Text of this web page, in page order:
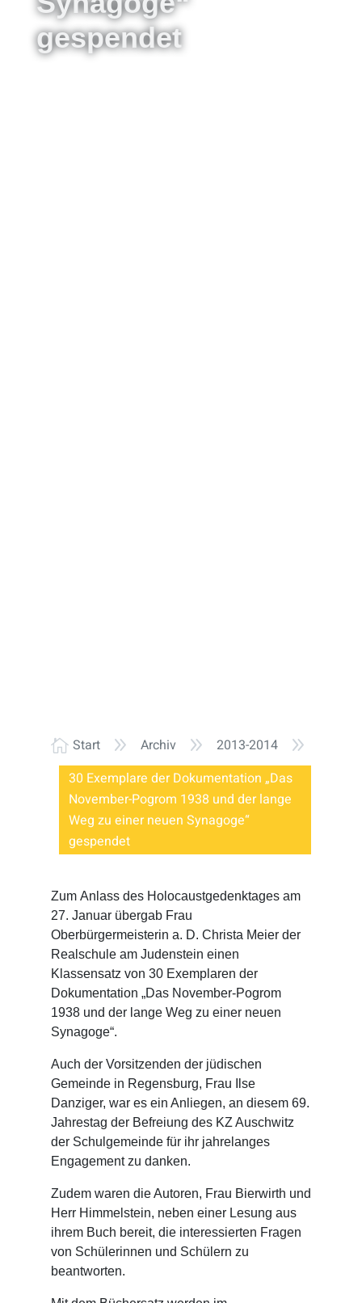
gespendet
 Start 9 Archiv 9 2013-2014 9
30 Exemplare der Dokumentation „Das
November-Pogrom 1938 und der lange
Weg zu einer neuen Synagoge“
gespendet
Zum Anlass des Holocaustgedenktages am
27. Januar übergab Frau
Oberbürgermeisterin a. D. Christa Meier der
Realschule am Judenstein einen
Klassensatz von 30 Exemplaren der
Dokumentation „Das November-Pogrom
1938 und der lange Weg zu einer neuen
Synagoge“.
Auch der Vorsitzenden der jüdischen
Gemeinde in Regensburg, Frau Ilse
Danziger, war es ein Anliegen, an diesem 69.
Jahrestag der Befreiung des KZ Auschwitz
der Schulgemeinde für ihr jahrelanges
Engagement zu danken.
Zudem waren die Autoren, Frau Bierwirth und
Herr Himmelstein, neben einer Lesung aus
ihrem Buch bereit, die interessierten Fragen
von Schülerinnen und Schülern zu
beantworten.